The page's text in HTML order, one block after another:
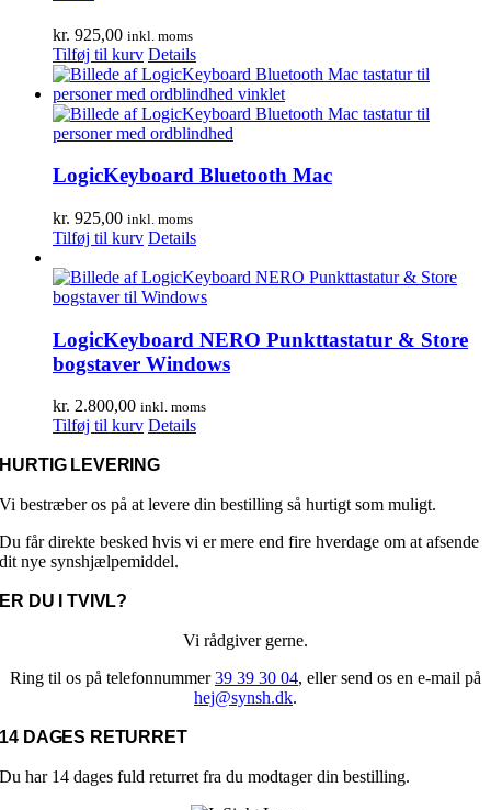
kr. 925,00 inkl. moms
Tilføj til kurv Details
LogicKeyboard Bluetooth Mac
kr. 925,00 inkl. moms
Tilføj til kurv Details
LogicKeyboard NERO Punkttastatur & Store
bogstaver Windows
kr. 2.800,00 inkl. moms
Tilføj til kurv Details
HURTIG LEVERING
Vi bestræber os på at levere din bestilling så hurtigt som muligt.
Du får direkte besked hvis vi er mere end fire hverdage om at afsende
dit nye synshjælpemiddel.
ER DU I TVIVL?
Vi rådgiver gerne.
Ring til os på telefonnummer39 39 30 04, eller send os en e-mail på
hej@synsh.dk.
14 DAGES RETURRET
Du har 14 dages fuld returret fra du modtager din bestilling.